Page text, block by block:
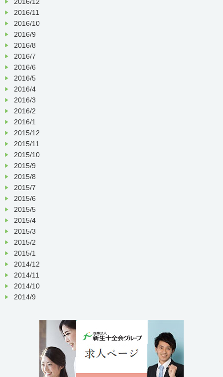
2016/11
2016/10
2016/9
2016/8
2016/7
2016/6
2016/5
2016/4
2016/3
2016/2
2016/1
2015/12
2015/11
2015/10
2015/9
2015/8
2015/7
2015/6
2015/5
2015/4
2015/3
2015/2
2015/1
2014/12
2014/11
2014/10
2014/9